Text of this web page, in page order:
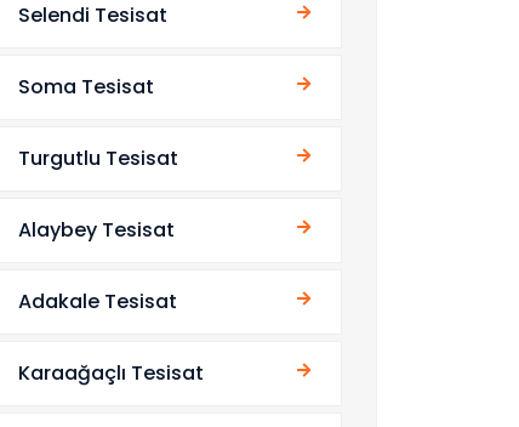
Selendi Tesisat
Soma Tesisat
Turgutlu Tesisat
Alaybey Tesisat
Adakale Tesisat
Karaağaçlı Tesisat